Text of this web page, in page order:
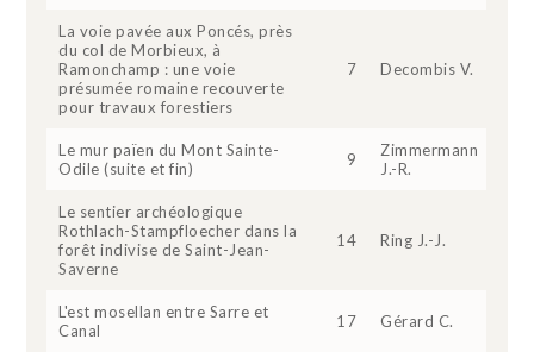
La voie pavée aux Poncés, près
du col de Morbieux, à
Ramonchamp : une voie
présumée romaine recouverte
pour travaux forestiers
7 Decombis V.
Le mur païen du Mont Sainte-
Odile (suite et fin)
9
Zimmermann
J.-R.
Le sentier archéologique
Rothlach-Stampfloecher dans la
forêt indivise de Saint-Jean-
Saverne
14 Ring J.-J.
L'est mosellan entre Sarre et
Canal
17 Gérard C.